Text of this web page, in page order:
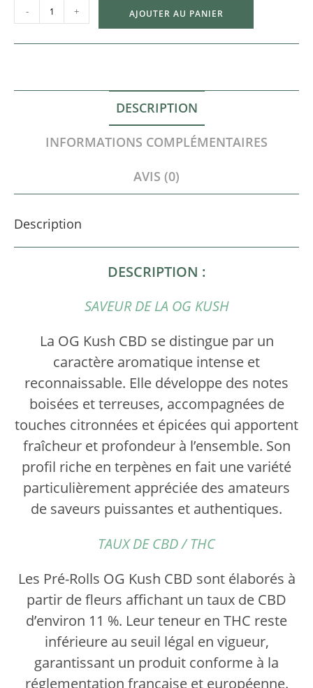
- + AJOUTER AU PANIER
DESCRIPTION
INFORMATIONS COMPLÉMENTAIRES
AVIS (0)
Description
DESCRIPTION :
SAVEUR DE LA OG KUSH
La OG Kush CBD se distingue par un
caractère aromatique intense et
reconnaissable. Elle développe des notes
boisées et terreuses, accompagnées de
touches citronnées et épicées qui apportent
fraîcheur et profondeur à l’ensemble. Son
profil riche en terpènes en fait une variété
particulièrement appréciée des amateurs
de saveurs puissantes et authentiques.
TAUX DE CBD / THC
Les Pré-Rolls OG Kush CBD sont élaborés à
partir de fleurs affichant un taux de CBD
d’environ 11 %. Leur teneur en THC reste
inférieure au seuil légal en vigueur,
garantissant un produit conforme à la
réglementation française et européenne.